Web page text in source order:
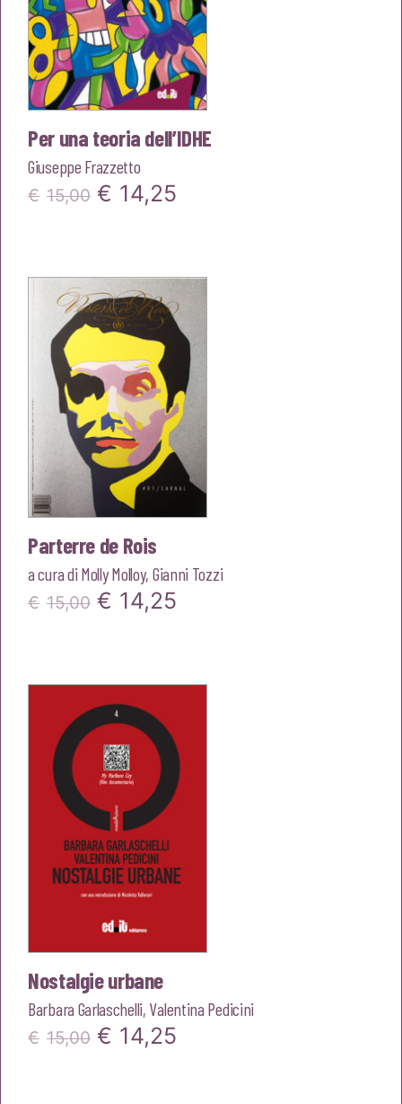
Per una teoria dell’IDHE
Giuseppe Frazzetto
€ 15,00 Il
era:
€15,00.
€ 14,25
è:
€14,25.
Parterre de Rois
a cura di Molly Molloy, Gianni Tozzi
€ 15,00 Il
era:
€15,00.
€ 14,25
Nostalgie urbane
Barbara Garlaschelli, Valentina Pedicini
€ 15,00 Il
€ 14,25